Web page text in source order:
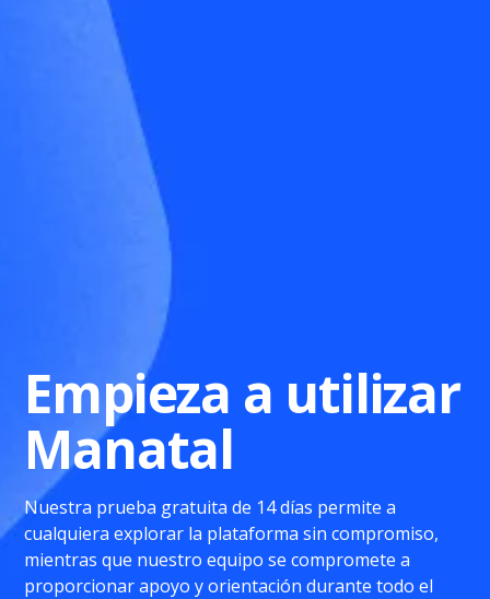
Empieza a utilizar
Manatal
Nuestra prueba gratuita de 14 días permite a
cualquiera explorar la plataforma sin compromiso,
mientras que nuestro equipo se compromete a
proporcionar apoyo y orientación durante todo el